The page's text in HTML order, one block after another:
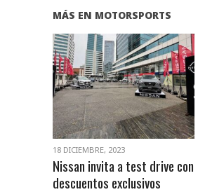
MÁS EN MOTORSPORTS
VER NOTA
18 DICIEMBRE, 2023
Nissan invita a test drive con
descuentos exclusivos